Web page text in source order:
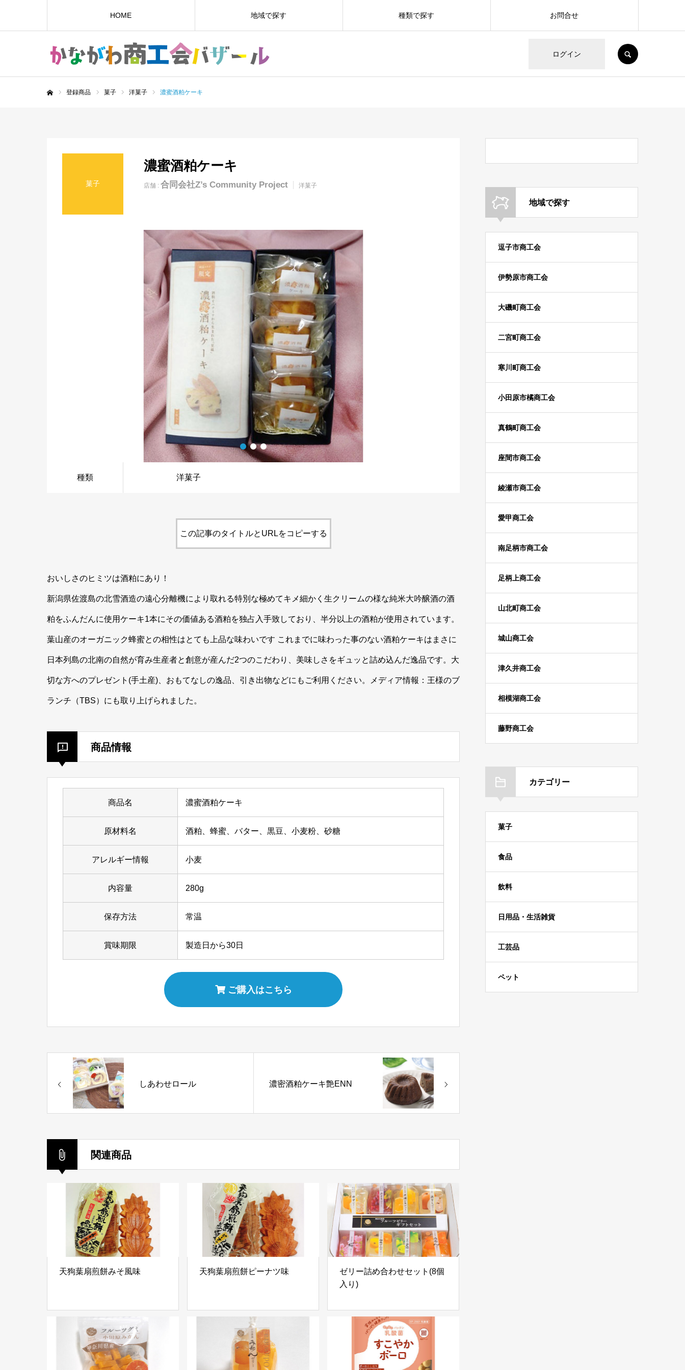
ログイン
HOME 地域で探す 種類で探す お問合せ
登録商品 菓子 洋菓子 濃蜜酒粕ケーキ
菓子
濃蜜酒粕ケーキ
店舗 : 合同会社Z’s Community Project 洋菓子
種類 洋菓子
この記事のタイトルとURLをコピーする
おいしさのヒミツは酒粕にあり！
新潟県佐渡島の北雪酒造の遠心分離機により取れる特別な極めてキメ細かく生クリームの様な純米大吟醸酒の酒
粕をふんだんに使用ケーキ1本にその価値ある酒粕を独占入手致しており、半分以上の酒粕が使用されています。
葉山産のオーガニック蜂蜜との相性はとても上品な味わいです これまでに味わった事のない酒粕ケーキはまさに
日本列島の北南の自然が育み生産者と創意が産んだ2つのこだわり、美味しさをギュッと詰め込んだ逸品です。大
切な方へのプレゼント(手土産)、おもてなしの逸品、引き出物などにもご利用ください。メディア情報：王様のブ
ランチ（TBS）にも取り上げられました。
商品情報
商品名 濃蜜酒粕ケーキ
原材料名 酒粕、蜂蜜、バター、黒豆、小麦粉、砂糖
アレルギー情報 小麦
内容量 280g
保存方法 常温
賞味期限 製造日から30日
ご購入はこちら
しあわせロール 濃密酒粕ケーキ艶ENN
関連商品
天狗葉扇煎餅みそ風味 天狗葉扇煎餅ピーナツ味
ゼリー詰め合わせセット(8個
入り)
地域で探す
逗子市商工会
伊勢原市商工会
大磯町商工会
二宮町商工会
寒川町商工会
小田原市橘商工会
真鶴町商工会
座間市商工会
綾瀬市商工会
愛甲商工会
南足柄市商工会
足柄上商工会
山北町商工会
城山商工会
津久井商工会
相模湖商工会
藤野商工会
カテゴリー
菓子
食品
飲料
日用品・生活雑貨
工芸品
ペット